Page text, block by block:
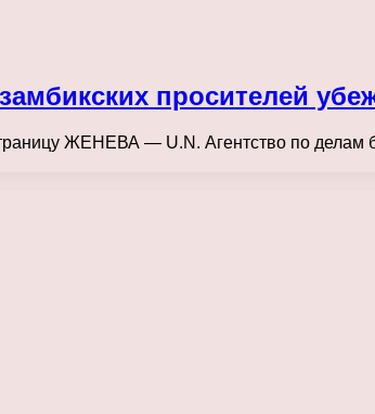
просителей
ЖЕНЕВА — U.N. Агентство по делам